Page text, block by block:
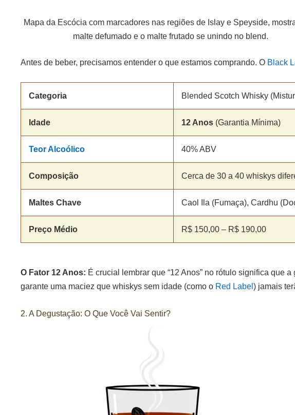
Mapa da Escócia com marcadores nas regiões de Islay e Speyside,
malte defumado e o malte frutado se unindo no blend.
Antes de beber, precisamos entender o que estamos comprando. O Black
Categoria Blended Scotch Whisky
Idade 12 Anos (Garantia Mínima)
Teor Alcoólico 40% ABV
Composição Cerca de 30 a 40 whiskys
Maltes Chave Caol Ila (Fumaça), Cardhu
Preço Médio R$ 150,00 – R$ 190,00
O Fator 12 Anos: É crucial lembrar que “12 Anos” no rótulo significa que a
garante uma maciez que whiskys sem idade (como o Red Label ) jamais
2. A Degustação: O Que Você Vai Sentir?